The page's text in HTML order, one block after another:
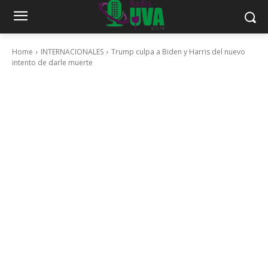
Home INTERNACIONALES
Trump culpa a Biden y Harris del nuevo
intento de darle muerte